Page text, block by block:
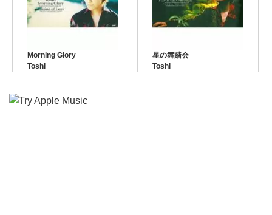
Morning Glory
Toshi
星の舞踏会
Toshi